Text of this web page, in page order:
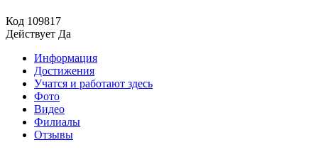
Код 109817
Действует Да
Информация
Достижения
Учатся и работают здесь
Фото
Видео
Филиалы
Отзывы